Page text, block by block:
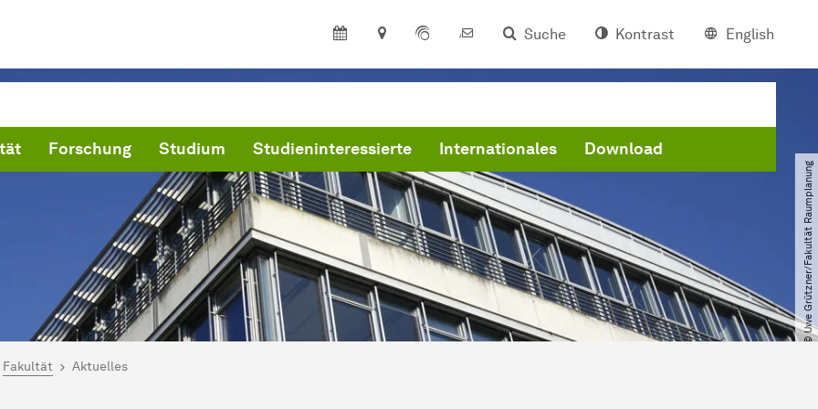
Suche Kontrast English
Forschung Studium Studieninteressierte Internationales Download
© Uwe Grützner​/​Fakultät Raumplanung
hier:
Fakultät Aktuelles